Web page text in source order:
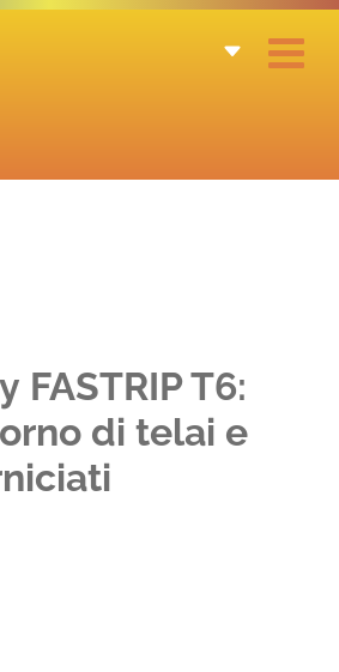
FASTRIP T6:
di telai e